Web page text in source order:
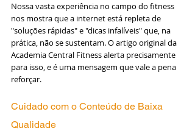
Nossa vasta experiência no campo do fitness
nos mostra que a internet está repleta de
"soluções rápidas" e "dicas infalíveis" que, na
prática, não se sustentam. O artigo original da
Academia Central Fitness alerta precisamente
para isso, e é uma mensagem que vale a pena
reforçar.
Cuidado com o Conteúdo de Baixa
Qualidade